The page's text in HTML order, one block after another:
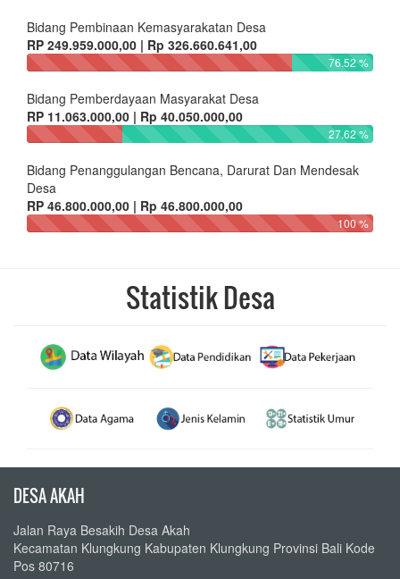
Bidang Pembinaan Kemasyarakatan Desa
RP 249.959.000,00 | Rp 326.660.641,00
76.52 %
Bidang Pemberdayaan Masyarakat Desa
RP 11.063.000,00 | Rp 40.050.000,00
27.62 %
Bidang Penanggulangan Bencana, Darurat Dan Mendesak
Desa
RP 46.800.000,00 | Rp 46.800.000,00
100 %
Statistik Desa
DESA AKAH
Jalan Raya Besakih Desa Akah
Kecamatan Klungkung Kabupaten Klungkung Provinsi Bali Kode
Pos 80716